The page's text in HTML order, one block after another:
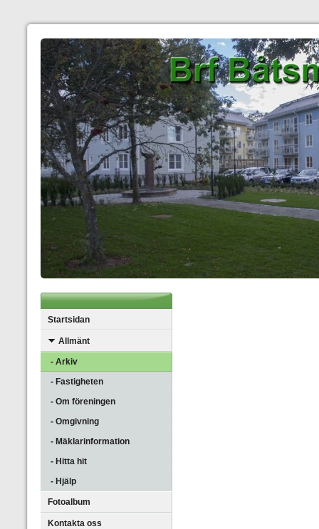
Startsidan
Allmänt
- Arkiv
- Fastigheten
- Om föreningen
- Omgivning
- Mäklarinformation
- Hitta hit
- Hjälp
Fotoalbum
Kontakta oss